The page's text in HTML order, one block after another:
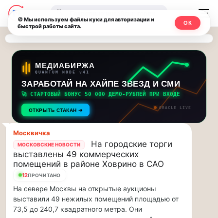
Последние
новости
и
обновления
потока:
Друзья,
приглашаем
на
музыкальную
прогулку
по
Москве
Чайковского!…
приглашаем
на
музыкальную
Москвичи.net
—
Главный
столичный
чат-
мессенджер,
новости
и
инсайды
Москвы
🔍
МЕДИАБИРЖА
QUANTUM NODE v41
ЗАРАБОТАЙ НА ХАЙПЕ ЗВЕЗД И СМИ
🚀 СТАРТОВЫЙ БОНУС 50 000 ДЕМО-РУБЛЕЙ ПРИ ВХОДЕ
ОТКРЫТЬ СТАКАН ➔ ORACLE LIVE
Москвичка
МОСКОВСКИЕ НОВОСТИ
На городские торги
выставлены 49 коммерческих
помещений в районе Ховрино в САО
12ПРОЧИТАНО
На севере Москвы на открытые аукционы
выставили 49 нежилых помещений площадью от
73,5 до 240,7 квадратного метра. Они
🍪 Мы используем файлы куки для авторизации и
быстрой работы сайта.
ОК